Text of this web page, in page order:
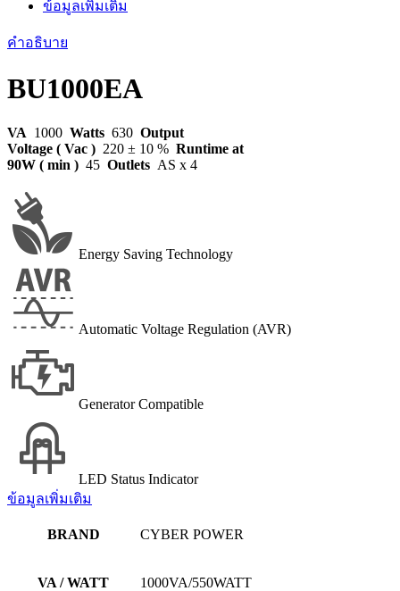
2
ชิ้น
ข้อมูลเพิ่มเติม
คำอธิบาย
BU1000EA
VA 1000 Watts 630 Output
Voltage ( Vac ) 220 ± 10 % Runtime at
90W ( min ) 45 Outlets AS x 4
Energy Saving Technology
Automatic Voltage Regulation (AVR)
Generator Compatible
LED Status Indicator
ข้อมูลเพิ่มเติม
BRAND CYBER POWER
VA / WATT 1000VA/550WATT